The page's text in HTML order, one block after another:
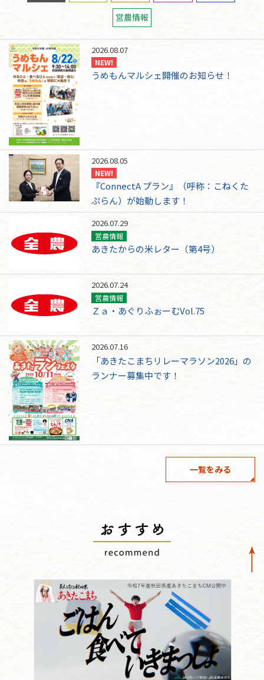
営農情報
2026.08.07
NEW!
うめもんマルシェ開催のお知らせ！
2026.08.05
NEW!
『ConnectA プラン』（呼称：こねくた
ぷらん）が始動します！
2026.07.29
営農情報
あきたからの米レター（第4号）
2026.07.24
営農情報
Ｚａ・あぐりふぉーむVol.75
2026.07.16
「あきたこまちリレーマラソン2026」の
ランナー募集中です！
一覧をみる